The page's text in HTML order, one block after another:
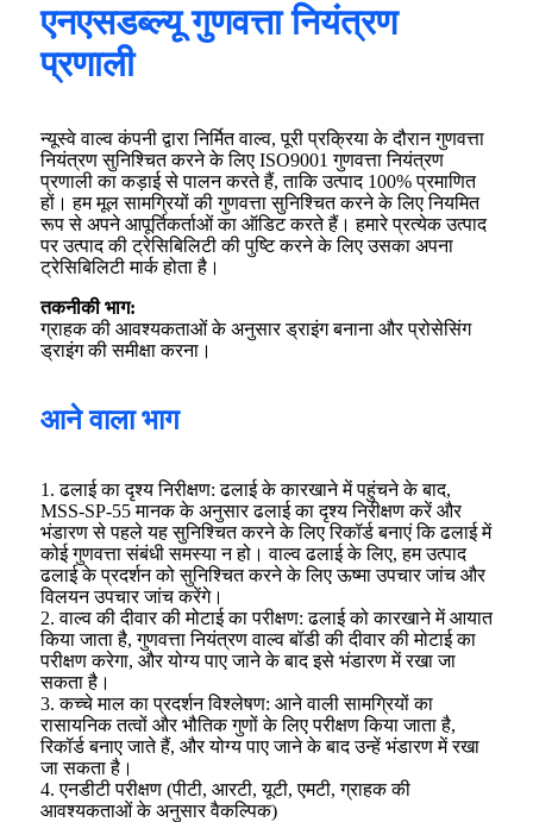
एनएसडब्ल्यू गुणवत्ता नियंत्रण
प्रणाली
न्यूस्वे वाल्व कंपनी द्वारा निर्मित वाल्व, पूरी प्रक्रिया के दौरान गुणवत्ता
नियंत्रण सुनिश्चित करने के लिए ISO9001 गुणवत्ता नियंत्रण
प्रणाली का कड़ाई से पालन करते हैं, ताकि उत्पाद 100% प्रमाणित
हों। हम मूल सामग्रियों की गुणवत्ता सुनिश्चित करने के लिए नियमित
रूप से अपने आपूर्तिकर्ताओं का ऑडिट करते हैं। हमारे प्रत्येक उत्पाद
पर उत्पाद की ट्रेसिबिलिटी की पुष्टि करने के लिए उसका अपना
ट्रेसिबिलिटी मार्क होता है।
तकनीकी भाग:
ग्राहक की आवश्यकताओं के अनुसार ड्राइंग बनाना और प्रोसेसिंग
ड्राइंग की समीक्षा करना।
आने वाला भाग
1. ढलाई का दृश्य निरीक्षण: ढलाई के कारखाने में पहुंचने के बाद,
MSS-SP-55 मानक के अनुसार ढलाई का दृश्य निरीक्षण करें और
भंडारण से पहले यह सुनिश्चित करने के लिए रिकॉर्ड बनाएं कि ढलाई में
कोई गुणवत्ता संबंधी समस्या न हो। वाल्व ढलाई के लिए, हम उत्पाद
ढलाई के प्रदर्शन को सुनिश्चित करने के लिए ऊष्मा उपचार जांच और
विलयन उपचार जांच करेंगे।
2. वाल्व की दीवार की मोटाई का परीक्षण: ढलाई को कारखाने में आयात
किया जाता है, गुणवत्ता नियंत्रण वाल्व बॉडी की दीवार की मोटाई का
परीक्षण करेगा, और योग्य पाए जाने के बाद इसे भंडारण में रखा जा
सकता है।
3. कच्चे माल का प्रदर्शन विश्लेषण: आने वाली सामग्रियों का
रासायनिक तत्वों और भौतिक गुणों के लिए परीक्षण किया जाता है,
रिकॉर्ड बनाए जाते हैं, और योग्य पाए जाने के बाद उन्हें भंडारण में रखा
जा सकता है।
4. एनडीटी परीक्षण (पीटी, आरटी, यूटी, एमटी, ग्राहक की
आवश्यकताओं के अनुसार वैकल्पिक)